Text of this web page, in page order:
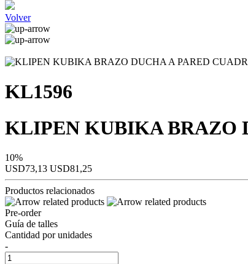
Volver
KL1596
KLIPEN KUBIKA BRAZO
10%
USD73,13 USD81,25
Productos relacionados
Pre-order
Guía de talles
Cantidad por unidades
-